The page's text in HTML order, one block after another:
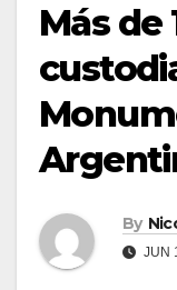
Más de
By
JUN